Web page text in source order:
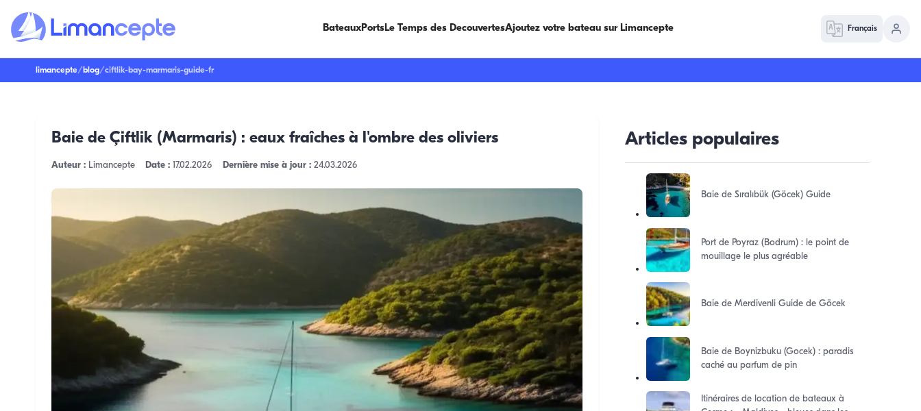
BateauxPortsLe Temps des DecouvertesAjoutez votre bateau sur Limancepte Français
limancepte/ blog/ciftlik-bay-marmaris-guide-fr
Baie de Çiftlik (Marmaris) : eaux fraîches à l'ombre des oliviers
Auteur :Limancepte Date : 17.02.2026 Dernière mise à jour : 24.03.2026
Articles populaires
Baie de Sıralıbük (Göcek) Guide
Port de Poyraz (Bodrum) : le point de
mouillage le plus agréable
Baie de Merdivenli Guide de Göcek
Baie de Boynizbuku (Gocek) : paradis
caché au parfum de pin
Itinéraires de location de bateaux à